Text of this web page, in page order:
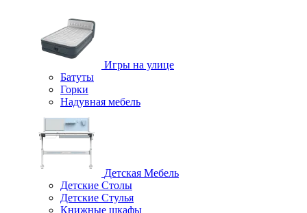
Игры на улице
Батуты
Горки
Надувная мебель
Детская Мебель
Детские Столы
Детские Стулья
Книжные шкафы